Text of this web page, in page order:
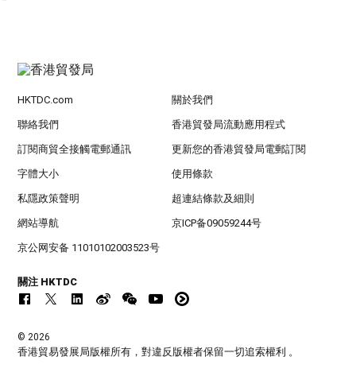
HKTDC.com 關於我們
聯絡我們 香港貿發局流動應用程式
訂閱商貿全接觸電郵通訊 更新您的香港貿發局電郵訂閱
字體大小 使用條款
私隱政策聲明 超連結條款及細則
網站導航 京ICP备09059244号
京公网安备 11010102003523号
關注 HKTDC
© 2026
香港貿易發展局版權所有，對違反版權者保留一切追索權利 。